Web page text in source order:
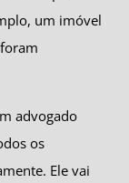
um imóvel
advogado
os
Ele vai